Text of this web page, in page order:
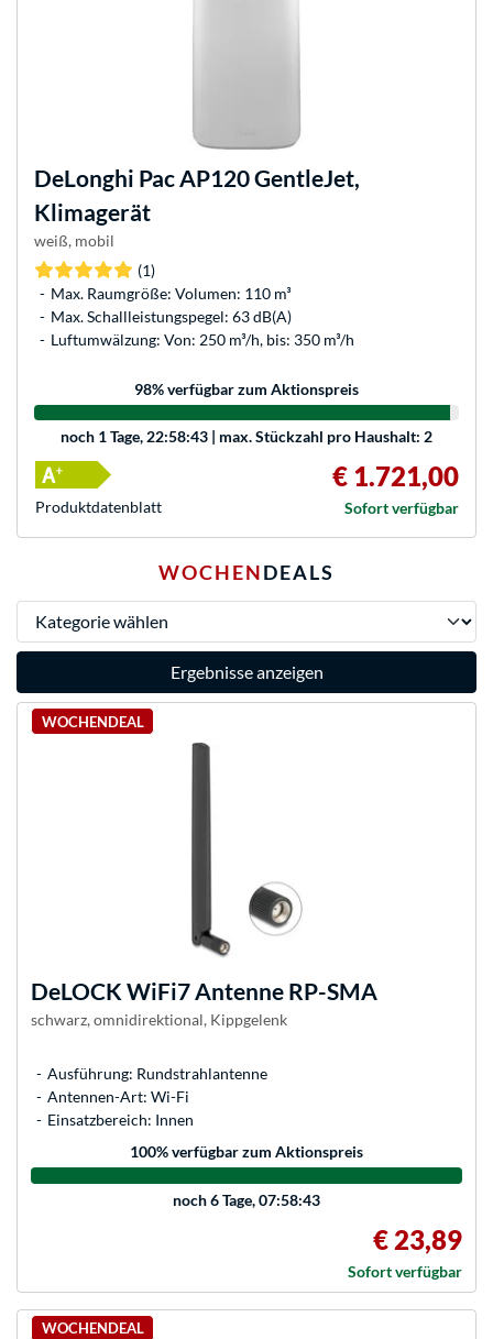
DeLonghi Pac AP120 GentleJet,
Klimagerät
weiß, mobil
(1)
Max. Raumgröße: Volumen: 110 m³
Max. Schallleistungspegel: 63 dB(A)
Luftumwälzung: Von: 250 m³/h, bis: 350 m³/h
98% verfügbar zum Aktionspreis
noch 1 Tage, 22:58:43 | max. Stückzahl pro Haushalt: 2
€ 1.721,00
Sofort verfügbar
Produkt­datenblatt
WOCHENDEALS
Ergebnisse anzeigen
WOCHENDEAL
DeLOCK WiFi7 Antenne RP-SMA
schwarz, omnidirektional, Kippgelenk
Ausführung: Rundstrahlantenne
Antennen-Art: Wi-Fi
Einsatzbereich: Innen
100% verfügbar zum Aktionspreis
noch6 Tage, 07:58:43
€ 23,89
Sofort verfügbar
WOCHENDEAL